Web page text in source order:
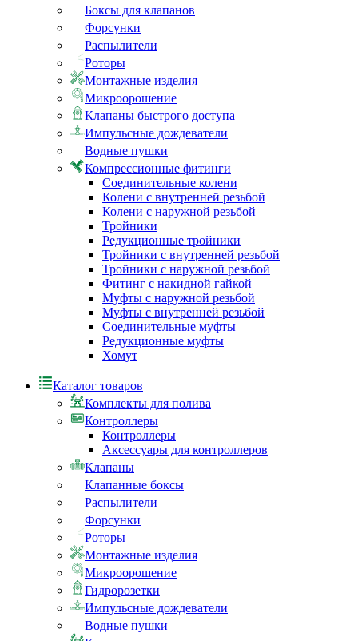
Боксы для клапанов
Форсунки
Распылители
Роторы
Монтажные изделия
Микроорошение
Клапаны быстрого доступа
Импульсные дождеватели
Водные пушки
Компрессионные фитинги
Соединительные колени
Колени с внутренней резьбой
Колени с наружной резьбой
Тройники
Редукционные тройники
Тройники с внутренней резьбой
Тройники с наружной резьбой
Фитинг с накидной гайкой
Муфты с наружной резьбой
Муфты с внутренней резьбой
Соединительные муфты
Редукционные муфты
Хомут
Каталог товаров
Комплекты для полива
Контроллеры
Контроллеры
Аксессуары для контроллеров
Клапаны
Клапанные боксы
Распылители
Форсунки
Роторы
Монтажные изделия
Микроорошение
Гидророзетки
Импульсные дождеватели
Водные пушки